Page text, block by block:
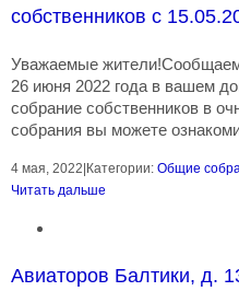
собственников с
Уважаемые
26 июня 2022 года в вашем
собрание собственников в
собрания вы можете
4 мая, 2022|Категории: Общие
Читать дальше
Авиаторов Балтики, д.